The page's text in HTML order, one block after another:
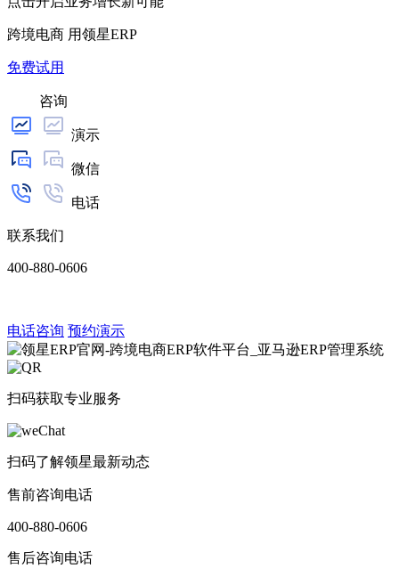
跨境电商 用领星ERP
免费试用
咨询
演示
微信
电话
联系我们
400-880-0606
电话咨询 预约演示
扫码获取专业服务
扫码了解领星最新动态
售前咨询电话
400-880-0606
售后咨询电话